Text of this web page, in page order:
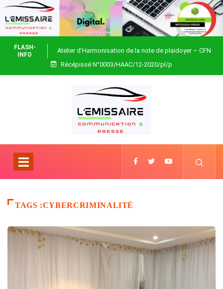
FLASH-
INFO
Atelier d’Harmonisation de la note de plaidoyer – CFN
Togo
Récépissé N°0003/HAAC/12-2020/pl/p
TAGS :CYBERCRIMINALITÉ